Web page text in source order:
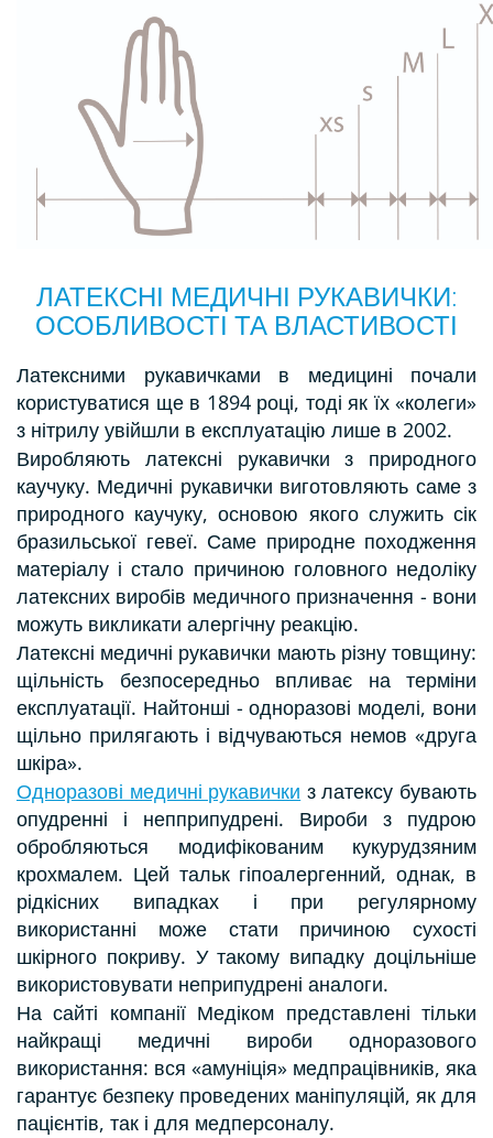
ЛАТЕКСНІ МЕДИЧНІ РУКАВИЧКИ:
ОСОБЛИВОСТІ ТА ВЛАСТИВОСТІ
Латексними рукавичками в медицині почали
користуватися ще в 1894 році, тоді як їх «колеги»
з нітрилу увійшли в експлуатацію лише в 2002.
Виробляють латексні рукавички з природного
каучуку. Медичні рукавички виготовляють саме з
природного каучуку, основою якого служить сік
бразильської гевеї. Саме природне походження
матеріалу і стало причиною головного недоліку
латексних виробів медичного призначення - вони
можуть викликати алергічну реакцію.
Латексні медичні рукавички мають різну товщину:
щільність безпосередньо впливає на терміни
експлуатації. Найтонші - одноразові моделі, вони
щільно прилягають і відчуваються немов «друга
шкіра».
Одноразові медичні рукавички з латексу бувають
опудренні і непприпудрені. Вироби з пудрою
обробляються модифікованим кукурудзяним
крохмалем. Цей тальк гіпоалергенний, однак, в
рідкісних випадках і при регулярному
використанні може стати причиною сухості
шкірного покриву. У такому випадку доцільніше
використовувати неприпудрені аналоги.
На сайті компанії Медіком представлені тільки
найкращі медичні вироби одноразового
використання: вся «амуніція» медпрацівників, яка
гарантує безпеку проведених маніпуляцій, як для
пацієнтів, так і для медперсоналу.